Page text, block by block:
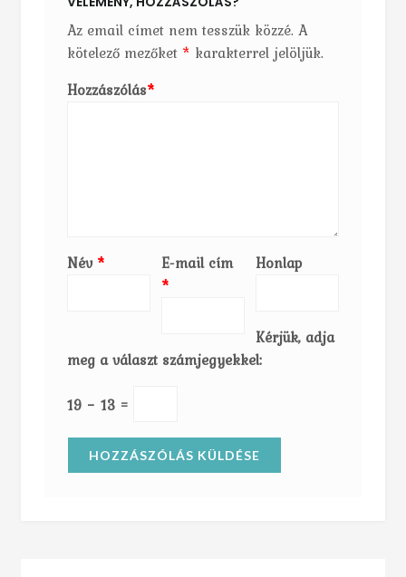
Az email címet nem tesszük közzé. A
kötelező mezőket * karakterrel jelöljük.
Hozzászólás*
Név *
E-mail cím
*
Honlap
Kérjük, adja
meg a választ számjegyekkel:
19 − 13 =